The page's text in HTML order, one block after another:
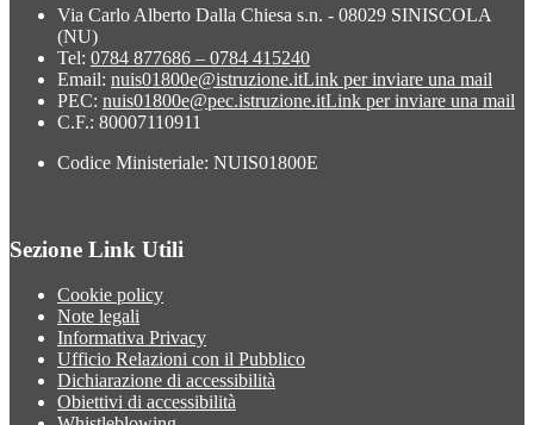
Via Carlo Alberto Dalla Chiesa s.n. - 08029 SINISCOLA
(NU)
Tel: 0784 877686 – 0784 415240
Email: nuis01800e@istruzione.itLink per inviare una mail
PEC: nuis01800e@pec.istruzione.itLink per inviare una mail
C.F.: 80007110911
Codice Ministeriale: NUIS01800E
Sezione Link Utili
Cookie policy
Note legali
Informativa Privacy
Ufficio Relazioni con il Pubblico
Dichiarazione di accessibilità
Obiettivi di accessibilità